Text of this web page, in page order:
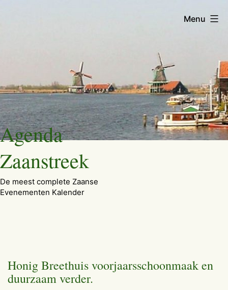
Ga
naar
de
inhoud
Agenda
Zaanstreek
De meest complete Zaanse
Evenementen Kalender
Menu
Honig Breethuis voorjaarsschoonmaak en
duurzaam verder.